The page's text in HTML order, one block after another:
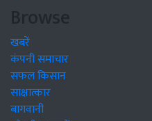
Browse
खबरें
कंपनी समाचार
सफल किसान
साक्षात्कार
बागवानी